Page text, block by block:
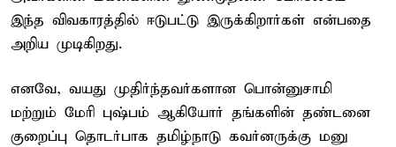
இந்த விவகாரத்தில் ஈடுபட்டு இருக்கிறார்கள் என்பதை
அறிய முடிகிறது.
எனவே, வயது முதிர்ந்தவர்களான பொன்னுசாமி
மற்றும் மேரி புஷ்பம் ஆகியோர் தங்களின் தண்டனை
குறைப்பு தொடர்பாக தமிழ்நாடு கவர்னருக்கு மனு